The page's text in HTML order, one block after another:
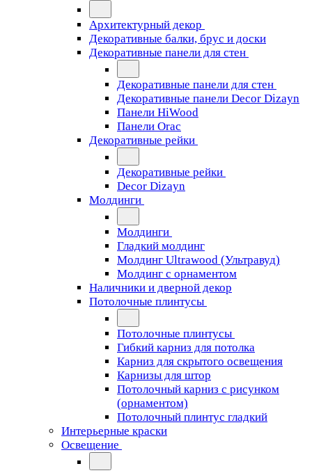
Архитектурный декор
Декоративные балки, брус и доски
Декоративные панели для стен
Декоративные панели для стен
Декоративные панели Decor Dizayn
Панели HiWood
Панели Orac
Декоративные рейки
Декоративные рейки
Decor Dizayn
Молдинги
Молдинги
Гладкий молдинг
Молдинг Ultrawood (Ультравуд)
Молдинг с орнаментом
Наличники и дверной декор
Потолочные плинтусы
Потолочные плинтусы
Гибкий карниз для потолка
Карниз для скрытого освещения
Карнизы для штор
Потолочный карниз с рисунком
(орнаментом)
Потолочный плинтус гладкий
Интерьерные краски
Освещение